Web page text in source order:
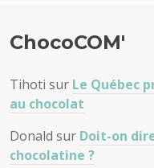
ChocoCOM'
Tihoti sur Le Québec
au chocolat
Donald sur Doit-on
chocolatine ?